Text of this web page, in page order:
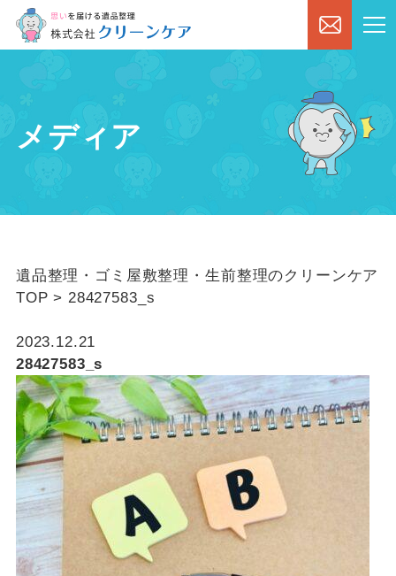
メディア
遺品整理・ゴミ屋敷整理・生前整理のクリーンケア
TOP > 28427583_s
2023.12.21
28427583_s